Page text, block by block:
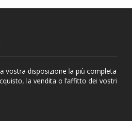
vostra disposizione la più completa
la vendita o l’affitto dei vostri